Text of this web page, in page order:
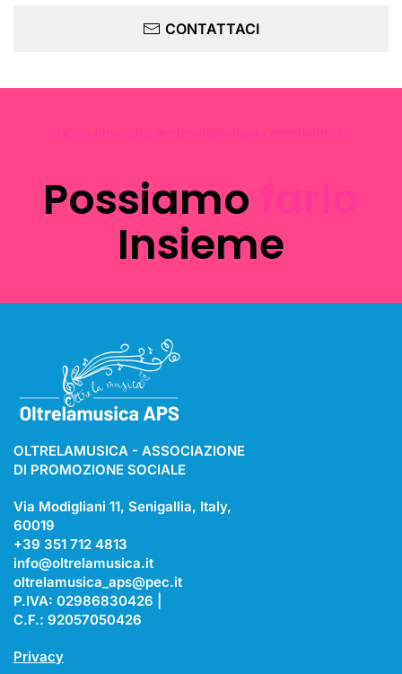
CONTATTACI
Possiamo
Insieme
OLTRELAMUSICA - ASSOCIAZIONE
DI PROMOZIONE SOCIALE
Via Modigliani 11, Senigallia, Italy,
60019
+39 351 712 4813
info@oltrelamusica.it
oltrelamusica_aps@pec.it
P.IVA: 02986830426 |
C.F.: 92057050426
Privacy